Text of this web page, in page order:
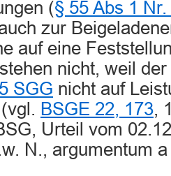
(§ 55 Abs 1
zur
auf eine
nicht, weil
SGG nicht auf
BSGE 22, 173,
Urteil vom
N., argumentum